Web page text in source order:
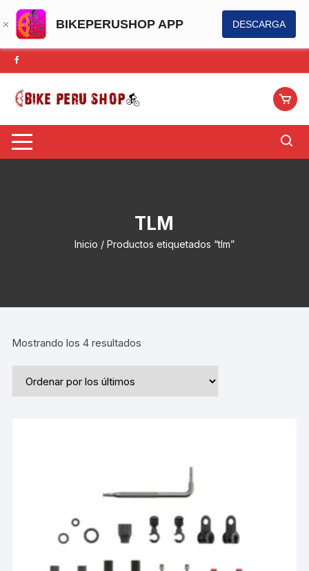
BIKEPERUSHOP APP DESCARGA
Saltar
al
contenido
TLM
Inicio / Productos etiquetados “tlm”
Mostrando los 4 resultados